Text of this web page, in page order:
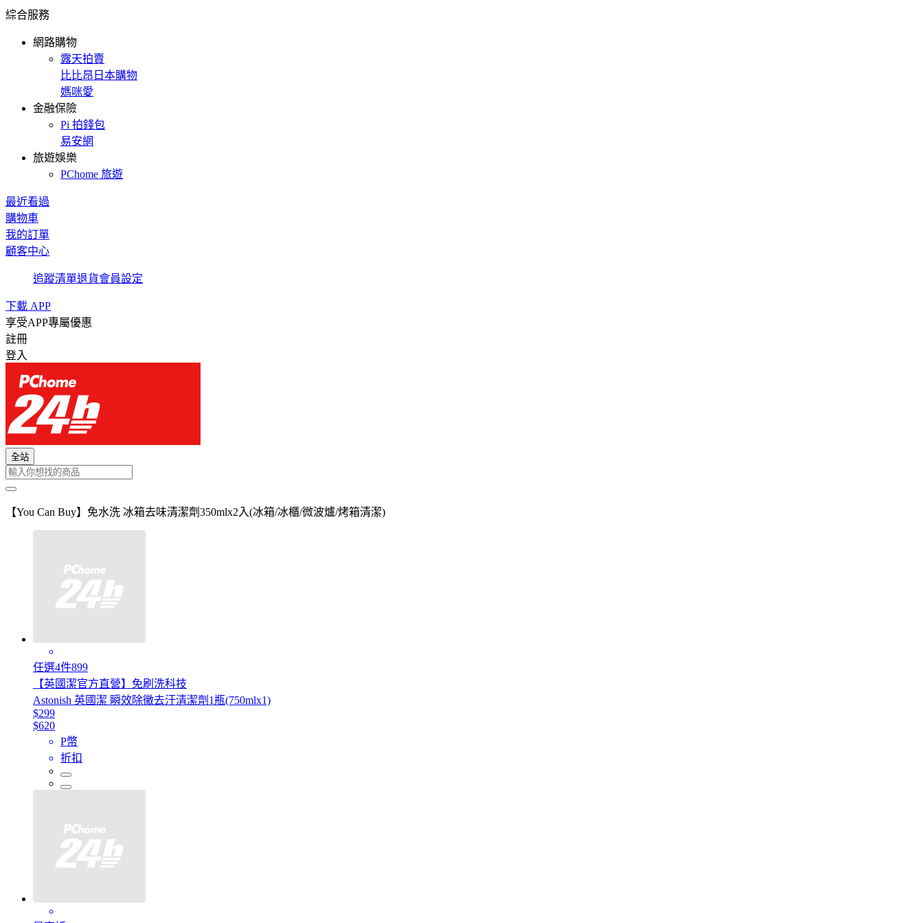
綜合服務
網路購物
露天拍賣
比比昂日本購物
媽咪愛
金融保險
Pi 拍錢包
易安網
旅遊娛樂
PChome 旅遊
最近看過
購物車
我的訂單
顧客中心
追蹤清單退貨會員設定
下載 APP
享受APP專屬優惠
註冊
登入
全站
【You Can Buy】免水洗 冰箱去味清潔劑350mlx2入(冰箱/冰櫃/微波爐/烤箱清潔)
任選4件899
【英國潔官方直營】免刷洗科技
Astonish 英國潔 瞬效除黴去汙清潔劑1瓶(750mlx1)
$299
$620
P幣
折扣